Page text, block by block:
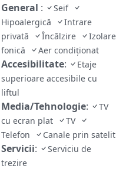
General :
Seif
Hipoalergică
Intrare
privată
Încălzire
Izolare
fonică
Aer condiționat
Accesibilitate:
Etaje
superioare accesibile cu
liftul
Media/Tehnologie:
TV
cu ecran plat
TV
Telefon
Canale prin satelit
Servicii:
Serviciu de
trezire